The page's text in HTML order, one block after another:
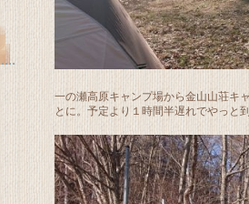
一の瀬高原キャンプ場から金山山荘キ
とに。予定より１時間半遅れでやっと